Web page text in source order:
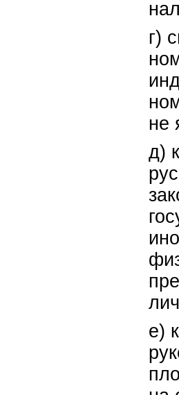
г)
не
д)
е)